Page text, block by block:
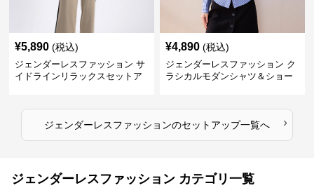
¥5,890 (税込)
ジェンダーレスファッション サ
イドラインリラックスセットア
¥4,890 (税込)
ジェンダーレスファッション ク
ラシカルモダンシャツ＆ショー
ジェンダーレスファッションのセットアップ一覧へ ›
ジェンダーレスファッション カテゴリ一覧